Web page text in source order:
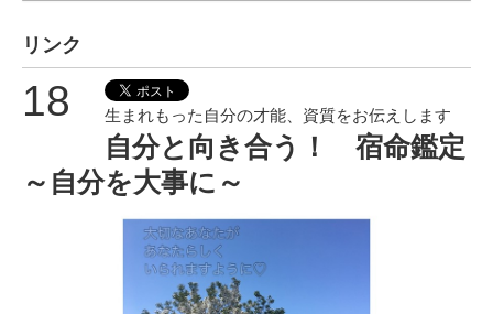
リンク
18 生まれもった自分の才能、資質をお伝えします
自分と向き合う！ 宿命鑑定
～自分を大事に～